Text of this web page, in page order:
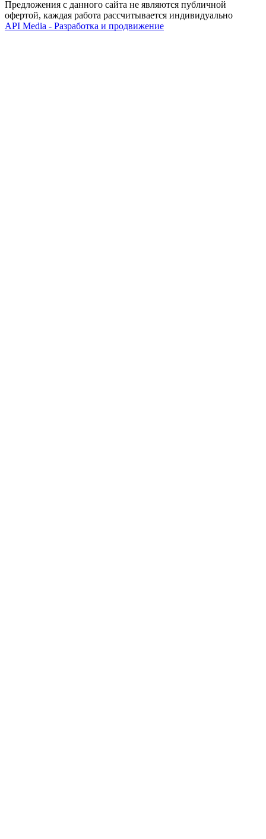
Предложения с данного сайта не являются публичной
офертой, каждая работа рассчитывается индивидуально
API Media - Разработка и продвижение